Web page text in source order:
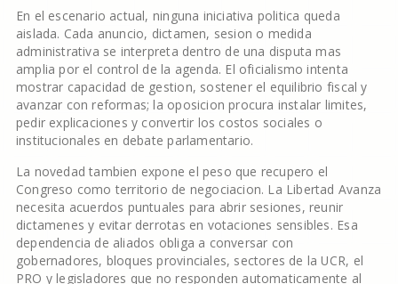
En el escenario actual, ninguna iniciativa politica queda
aislada. Cada anuncio, dictamen, sesion o medida
administrativa se interpreta dentro de una disputa mas
amplia por el control de la agenda. El oficialismo intenta
mostrar capacidad de gestion, sostener el equilibrio fiscal y
avanzar con reformas; la oposicion procura instalar limites,
pedir explicaciones y convertir los costos sociales o
institucionales en debate parlamentario.
La novedad tambien expone el peso que recupero el
Congreso como territorio de negociacion. La Libertad Avanza
necesita acuerdos puntuales para abrir sesiones, reunir
dictamenes y evitar derrotas en votaciones sensibles. Esa
dependencia de aliados obliga a conversar con
gobernadores, bloques provinciales, sectores de la UCR, el
PRO y legisladores que no responden automaticamente al